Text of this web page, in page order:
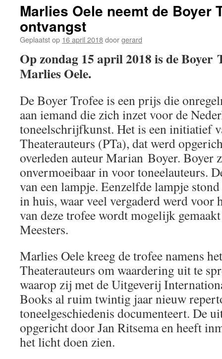
Marlies Oele neemt de Boyer
ontvangst
Geplaatst op 16 april 2018doorgerard
Op zondag 15 april 2018 is de Boyer
Marlies Oele.
De Boyer Trofee is een prijs die
aan iemand die zich inzet voor de
toneelschrijfkunst. Het is een initiatief
Theaterauteurs (PTa), dat werd
overleden auteur Marian Boyer. Boyer
onvermoeibaar in voor toneelauteurs.
van een lampje. Eenzelfde lampje
in huis, waar veel vergaderd werd voor
van deze trofee wordt mogelijk
Meesters.
Marlies Oele kreeg de trofee namens
Theaterauteurs om waardering uit te
waarop zij met de Uitgeverij
Books al ruim twintig jaar nieuw
toneelgeschiedenis documenteert. De
opgericht door Jan Ritsema en heeft
het licht doen zien.